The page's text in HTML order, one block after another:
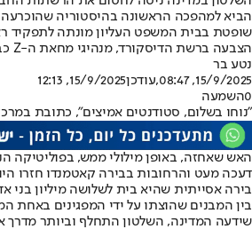
הביא למהפכה הראשונה בהיסטוריה שהוכרעה
שופטת בבית המשפט העליון מונתה לתפקיד
הצבעה ברשת הדיסקורד, מנהיגי מחאת ה-Z כבר חושבים על הבחירות
נטע בר
15/9/2025, 08:47
,עודכן15/9/2025, 12:13
0השמעה
"נוחו בשלום, סטודנטים אמיצים", כתובת
האש שאחזה, באופן מילולי ממש, בפוליטיקה
דעכה מעט והרחובות בבירה קאטמנדו חזרו
בירה אסייתית שהיא בית לשלושה מיליון בני
בין המבנים שהוצתו על ידי המפגינים באחת
שידעה המדינה, השלטון התחלף וביותר מדרך